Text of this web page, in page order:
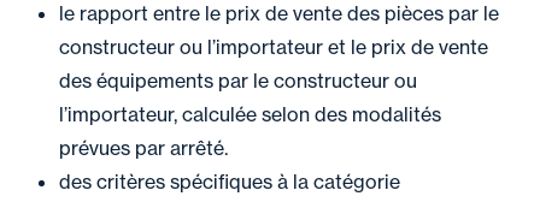
le rapport entre le prix de vente des pièces par le
constructeur ou l’importateur et le prix de vente
des équipements par le constructeur ou
l’importateur, calculée selon des modalités
prévues par arrêté.
des critères spécifiques à la catégorie